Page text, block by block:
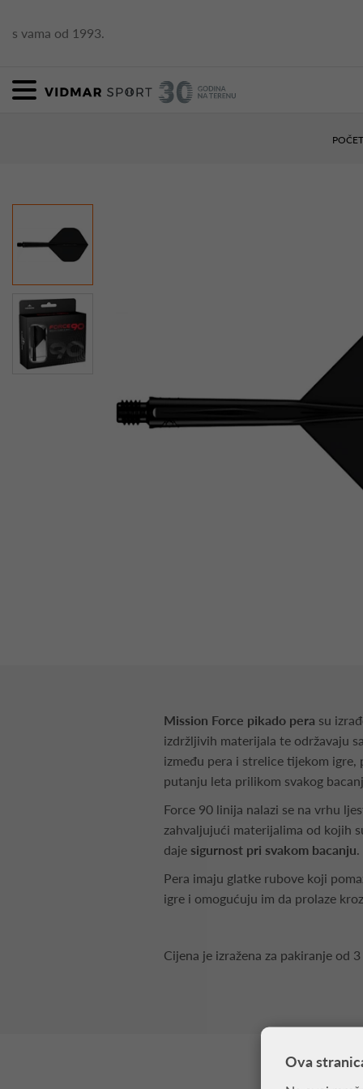
s vama od 1993.
Mission Force pikado pera su
izdržljivih materijala te održavaju
između pera i strelice tijekom igre,
putanju leta prilikom svakog
Force 90 linija nalazi se na vrhu
zahvaljujući materijalima od kojih
daje sigurnost pri svakom bacanju.
Pera imaju glatke rubove koji
igre i omogućuju im da prolaze
Cijena je izražena za pakiranje od 3
Ova